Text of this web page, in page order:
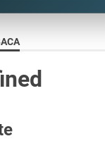
ned